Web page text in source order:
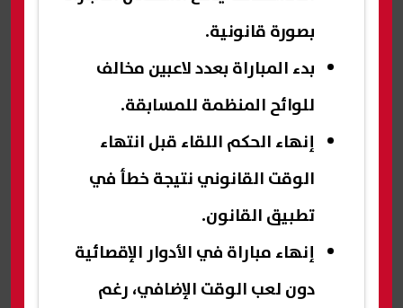
بصورة قانونية.
بدء المباراة بعدد لاعبين مخالف
للوائح المنظمة للمسابقة.
إنهاء الحكم اللقاء قبل انتهاء
الوقت القانوني نتيجة خطأ في
تطبيق القانون.
إنهاء مباراة في الأدوار الإقصائية
دون لعب الوقت الإضافي، رغم